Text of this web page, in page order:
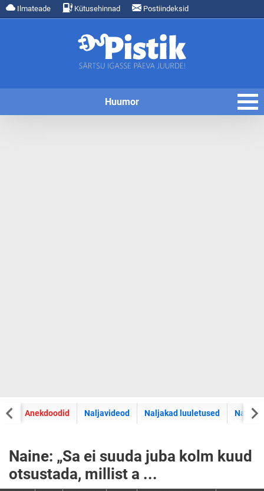
Ilmateade Kütusehinnad Postiindeksid
Huumor
Anekdoodid Naljavideod Naljakad luuletused
Naine: „Sa ei suuda juba kolm kuud
otsustada, millist a ...